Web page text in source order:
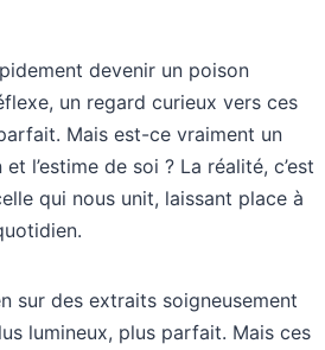
devenir un poison
un regard curieux vers ces
Mais est-ce vraiment un
l’estime de soi ? La réalité, c’est
qui nous unit, laissant place à
sur des extraits soigneusement
lumineux, plus parfait. Mais ces